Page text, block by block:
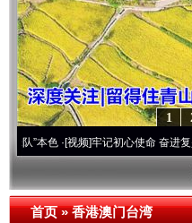
1
·[视频]牢记初心使命 奋进复兴征程丨
首页»香港澳门台湾